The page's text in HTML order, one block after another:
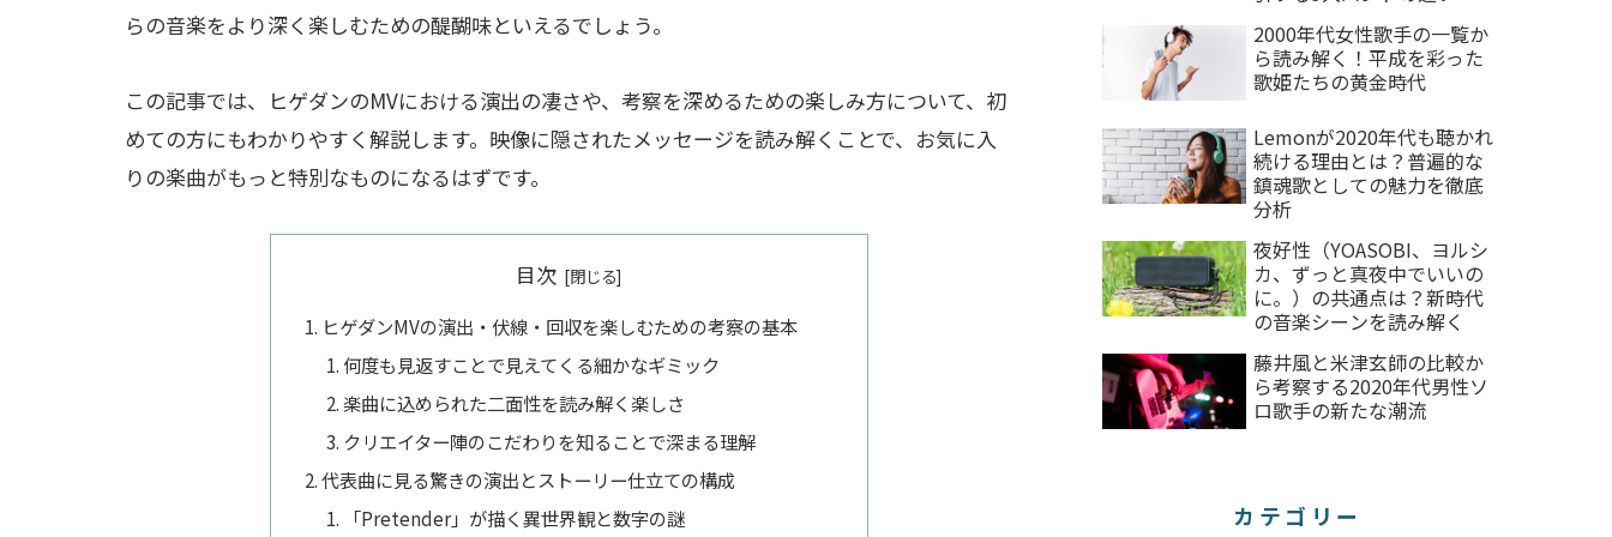
らの音楽をより深く楽しむための醍醐味といえるでしょう。
この記事では、ヒゲダンのMVにおける演出の凄さや、考察を深めるための楽しみ方について、初
めての方にもわかりやすく解説します。映像に隠されたメッセージを読み解くことで、お気に入
りの楽曲がもっと特別なものになるはずです。
目次
ヒゲダンMVの演出・伏線・回収を楽しむための考察の基本
何度も見返すことで見えてくる細かなギミック
楽曲に込められた二面性を読み解く楽しさ
クリエイター陣のこだわりを知ることで深まる理解
代表曲に見る驚きの演出とストーリー仕立ての構成
「Pretender」が描く異世界観と数字の謎
2000年代女性歌手の一覧か
ら読み解く！平成を彩った
歌姫たちの黄金時代
Lemonが2020年代も聴かれ
続ける理由とは？普遍的な
鎮魂歌としての魅力を徹底
分析
夜好性（YOASOBI、ヨルシ
カ、ずっと真夜中でいいの
に。）の共通点は？新時代
の音楽シーンを読み解く
藤井風と米津玄師の比較か
ら考察する2020年代男性ソ
ロ歌手の新たな潮流
カテゴリー